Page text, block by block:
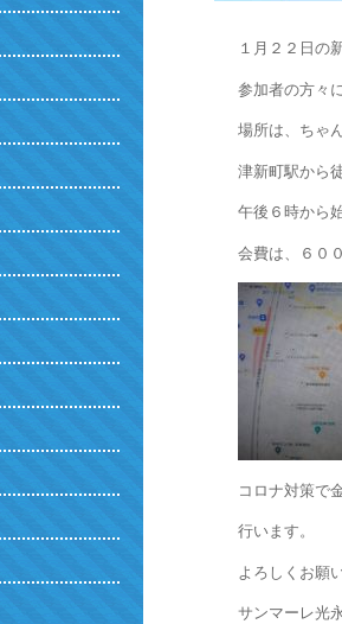
１月２２日の
参加者の方々
場所は、ちゃ
津新町駅から
午後６時から
会費は、６０
コロナ対策で
行います。
よろしくお願
サンマーレ光